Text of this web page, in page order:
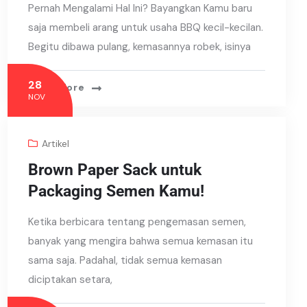
Pernah Mengalami Hal Ini? Bayangkan Kamu baru
saja membeli arang untuk usaha BBQ kecil-kecilan.
Begitu dibawa pulang, kemasannya robek, isinya
Read More
28
NOV
Artikel
Brown Paper Sack untuk
Packaging Semen Kamu!
Ketika berbicara tentang pengemasan semen,
banyak yang mengira bahwa semua kemasan itu
sama saja. Padahal, tidak semua kemasan
diciptakan setara,